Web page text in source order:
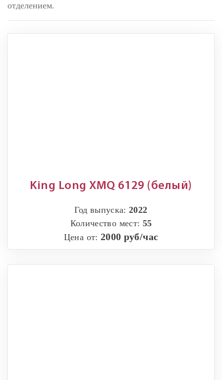
отделением.
King Long XMQ 6129 (белый)
Год выпуска:2022
Количество мест: 55
Цена от: 2000 руб/час